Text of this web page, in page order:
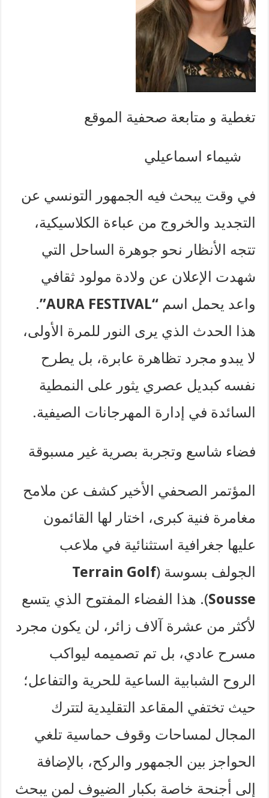
تغطية و متابعة صحفية الموقع
شيماء اسماعيلي
في وقت يبحث فيه الجمهور التونسي عن
التجديد والخروج من عباءة الكلاسيكية،
تتجه الأنظار نحو جوهرة الساحل التي
شهدت الإعلان عن ولادة مولود ثقافي
واعد يحمل اسم“AURA FESTIVAL”
.
هذا الحدث الذي يرى النور للمرة الأولى،
لا يبدو مجرد تظاهرة عابرة، بل يطرح
نفسه كبديل عصري يثور على النمطية
السائدة في إدارة المهرجانات الصيفية.
فضاء شاسع وتجربة بصرية غير مسبوقة
المؤتمر الصحفي الأخير كشف عن ملامح
مغامرة فنية كبرى، اختار لها القائمون
عليها جغرافية استثنائية في ملاعب
الجولف بسوسة (Terrain Golf
Sousse). هذا الفضاء المفتوح الذي يتسع
لأكثر من عشرة آلاف زائر، لن يكون مجرد
مسرح عادي، بل تم تصميمه ليواكب
الروح الشبابية الساعية للحرية والتفاعل؛
حيث تختفي المقاعد التقليدية لتترك
المجال لمساحات وقوف حماسية تلغي
الحواجز بين الجمهور والركح، بالإضافة
إلى أجنحة خاصة بكبار الضيوف لمن يبحث